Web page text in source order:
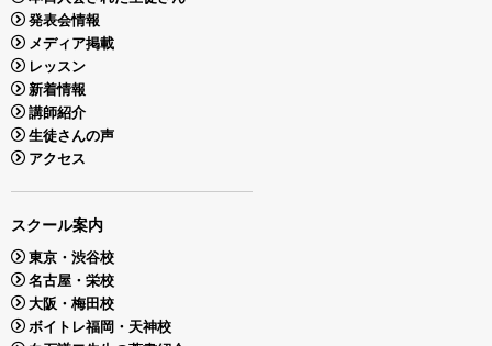
発表会情報
メディア掲載
レッスン
新着情報
講師紹介
生徒さんの声
アクセス
スクール案内
東京・渋谷校
名古屋・栄校
大阪・梅田校
ボイトレ福岡・天神校